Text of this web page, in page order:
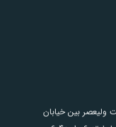
ولیعصر بین خیابان